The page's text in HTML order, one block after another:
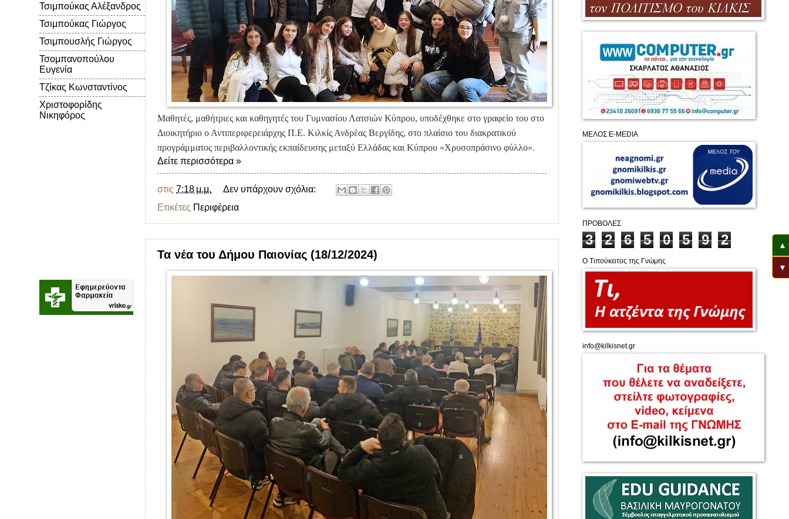
Μαθητές, μαθήτριες και καθηγητές του Γυμνασίου Λατσιών Κύπρου, υποδέχθηκε στο γραφείο του στο
Διοικητήριο ο Αντιπεριφερειάρχης Π.Ε. Κιλκίς Ανδρέας Βεργίδης, στο πλαίσιο του διακρατικού
προγράμματος περιβαλλοντικής εκπαίδευσης μεταξύ Ελλάδας και Κύπρου «Χρυσοπράσινο φύλλο».
Δείτε περισσότερα »
στις 7:18 μ.μ.
Δεν υπάρχουν σχόλια:
Ετικέτες Περιφέρεια
Τα νέα του Δήμου Παιονίας (18/12/2024)
Τσιμπούκας Αλέξανδρος
Τσιμπούκας Γιώργος
Τσιμπουσλής Γιώργος
Τσομπανοπούλου
Ευγενία
Τζίκας Κωνσταντίνος
Χριστοφορίδης
Νικηφόρος
ΜΕΛΟΣ E-MEDIA
ΠΡΟΒΟΛΕΣ
3 2 6 5 0 5 9 2
Ο Τιπούκειτος της Γνώμης
info@kilkisnet.gr
▲
▼